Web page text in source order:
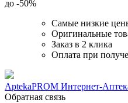
до -50%
Самые низкие
Оригинальные
Заказ в 2 клика
Оплата при
AptekaPROM Интернет-
Обратная связь